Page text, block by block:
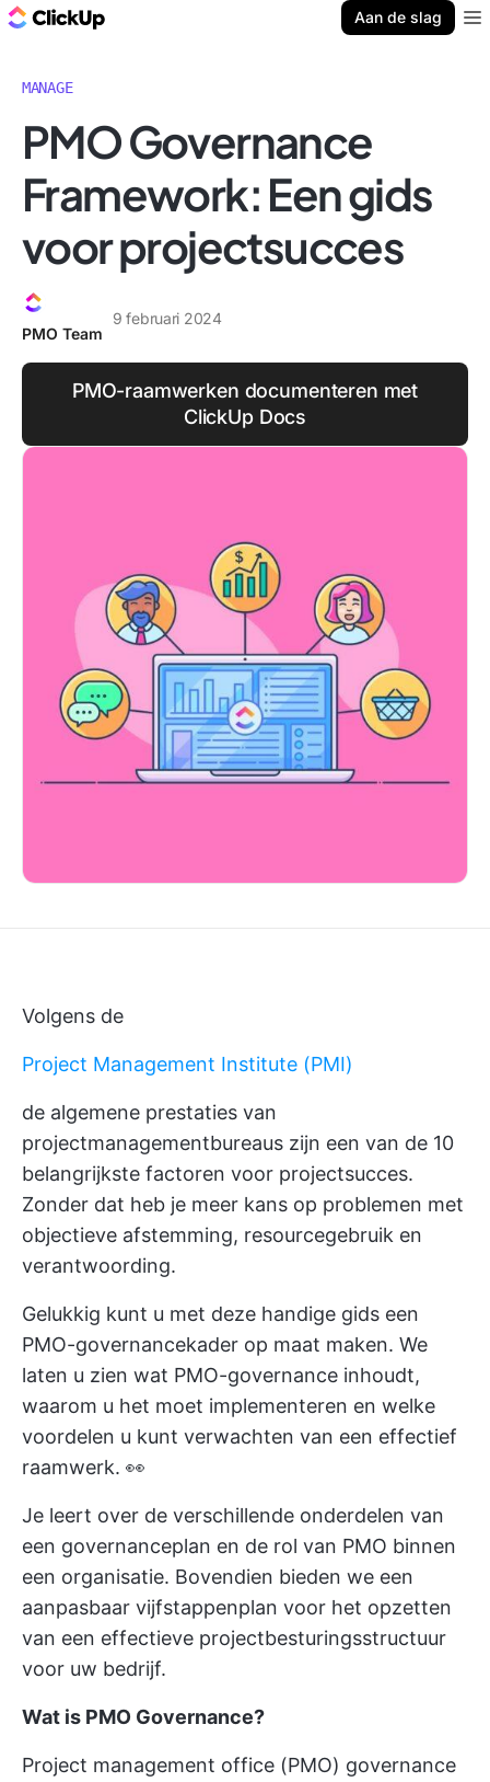
Aan de slag
MANAGE
PMO Governance
Framework: Een gids
voor projectsucces
PMO Team
9 februari 2024
PMO-raamwerken documenteren met
ClickUp Docs
Volgens de
Project Management Institute (PMI)
de algemene prestaties van
projectmanagementbureaus zijn een van de 10
belangrijkste factoren voor projectsucces.
Zonder dat heb je meer kans op problemen met
objectieve afstemming, resourcegebruik en
verantwoording.
Gelukkig kunt u met deze handige gids een
PMO-governancekader op maat maken. We
laten u zien wat PMO-governance inhoudt,
waarom u het moet implementeren en welke
voordelen u kunt verwachten van een effectief
raamwerk. 👀
Je leert over de verschillende onderdelen van
een governanceplan en de rol van PMO binnen
een organisatie. Bovendien bieden we een
aanpasbaar vijfstappenplan voor het opzetten
van een effectieve projectbesturingsstructuur
voor uw bedrijf.
Wat is PMO Governance?
Project management office (PMO) governance